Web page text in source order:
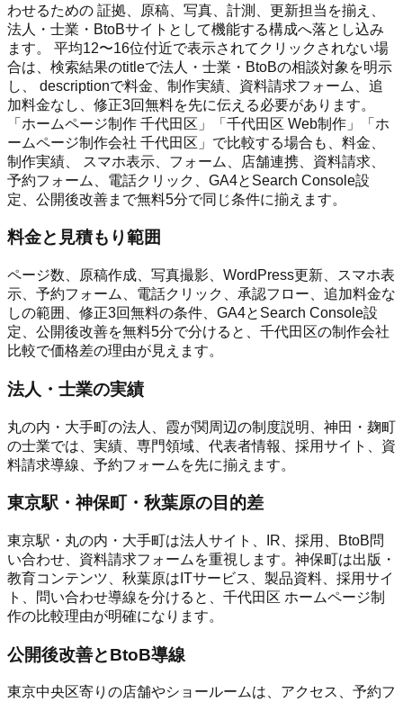
わせるための 証拠、原稿、写真、計測、更新担当を揃え、
法人・士業・BtoBサイトとして機能する構成へ落とし込み
ます。 平均12〜16位付近で表示されてクリックされない場
合は、検索結果のtitleで法人・士業・BtoBの相談対象を明示
し、 descriptionで料金、制作実績、資料請求フォーム、追
加料金なし、修正3回無料を先に伝える必要があります。
「ホームページ制作 千代田区」「千代田区 Web制作」「ホ
ームページ制作会社 千代田区」で比較する場合も、料金、
制作実績、 スマホ表示、フォーム、店舗連携、資料請求、
予約フォーム、電話クリック、GA4とSearch Console設
定、公開後改善まで無料5分で同じ条件に揃えます。
料金と見積もり範囲
ページ数、原稿作成、写真撮影、WordPress更新、スマホ表
示、予約フォーム、電話クリック、承認フロー、追加料金な
しの範囲、修正3回無料の条件、GA4とSearch Console設
定、公開後改善を無料5分で分けると、千代田区の制作会社
比較で価格差の理由が見えます。
法人・士業の実績
丸の内・大手町の法人、霞が関周辺の制度説明、神田・麹町
の士業では、実績、専門領域、代表者情報、採用サイト、資
料請求導線、予約フォームを先に揃えます。
東京駅・神保町・秋葉原の目的差
東京駅・丸の内・大手町は法人サイト、IR、採用、BtoB問
い合わせ、資料請求フォームを重視します。神保町は出版・
教育コンテンツ、秋葉原はITサービス、製品資料、採用サイ
ト、問い合わせ導線を分けると、千代田区 ホームページ制
作の比較理由が明確になります。
公開後改善とBtoB導線
東京中央区寄りの店舗やショールームは、アクセス、予約フ